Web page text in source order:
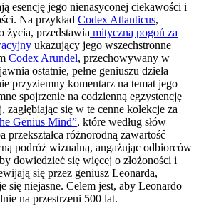
esencję jego nienasyconej ciekawości i
Na przykład Codex Atlanticus,
życia, przedstawia mityczną pogoń za
ukazujący jego wszechstronne
Codex Arundel, przechowywany w
ostatnie, pełne geniuszu dzieła
przyziemny komentarz na temat jego
spojrzenie na codzienną egzystencję
się w te cenne kolekcje za
Genius Mind”, które według słów
przekształca różnorodną zawartość
podróż wizualną, angażując odbiorców
dowiedzieć się więcej o złożoności i
się przez geniusz Leonarda,
się niejasne. Celem jest, aby Leonardo
na przestrzeni 500 lat.